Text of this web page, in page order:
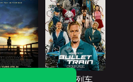
子弹列车